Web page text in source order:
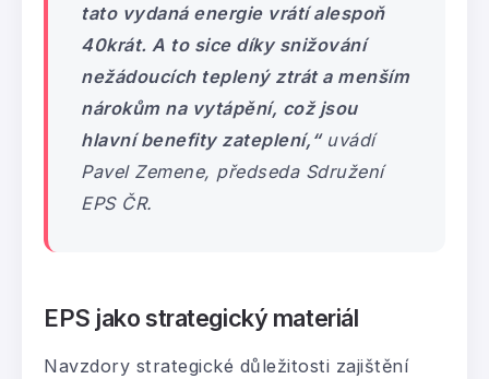
tato vydaná energie vrátí alespoň
40krát. A to sice díky snižování
nežádoucích teplený ztrát a menším
nárokům na vytápění, což jsou
hlavní benefity zateplení,“uvádí
Pavel Zemene, předseda Sdružení
EPS ČR.
EPS jako strategický materiál
Navzdory strategické důležitosti zajištění